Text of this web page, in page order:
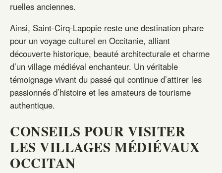
ruelles anciennes.
Ainsi, Saint-Cirq-Lapopie reste une destination phare
pour un voyage culturel en Occitanie, alliant
découverte historique, beauté architecturale et charme
d’un village médiéval enchanteur. Un véritable
témoignage vivant du passé qui continue d’attirer les
passionnés d’histoire et les amateurs de tourisme
authentique.
CONSEILS POUR VISITER
LES VILLAGES MÉDIÉVAUX
OCCITAN